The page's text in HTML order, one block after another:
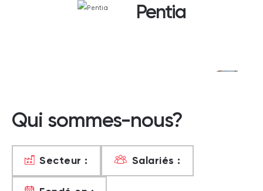
Pentia
Qui sommes-nous?
Secteur : Salariés :